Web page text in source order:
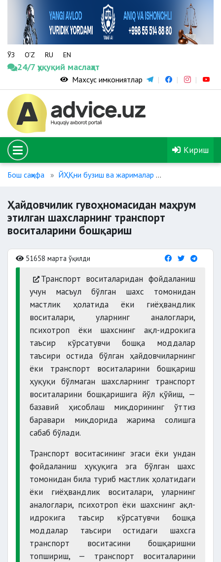
ЎЗ O‘Z RU EN
24/7 ҳуқуқий маслаҳат
Махсус имкониятлар
Кириш
Бош саҳифа ЙҲҚни бузиш ва жарималар
Ҳайдовчилик гувоҳномасидан маҳрум
этилган шахсларнинг транспорт
воситаларини бошқариш
51658 марта ўқилди
Транспорт воситаларидан фойдаланиш
учун масъул бўлган шахс томонидан
мастлик ҳолатида ёки гиёҳвандлик
воситалари, уларнинг аналоглари,
психотроп ёки шахснинг ақл-идрокига
таъсир кўрсатувчи бошқа моддалар
таъсири остида бўлган ҳайдовчиларнинг
ёки транспорт воситаларини бошқариш
ҳуқуқи бўлмаган шахсларнинг транспорт
воситаларини бошқаришига йўл қўйиш, —
базавий ҳисоблаш миқдорининг ўттиз
баравари миқдорида жарима солишга
сабаб бўлади.
Транспорт воситасининг эгаси ёки ундан
фойдаланиш ҳуқуқига эга бўлган шахс
томонидан била туриб мастлик ҳолатидаги
ёки гиёҳвандлик воситалари, уларнинг
аналоглари, психотроп ёки шахснинг ақл-
идрокига таъсир кўрсатувчи бошқа
моддалар таъсири остидаги шахсга
транспорт воситасини бошқаришни
топшириш, — транспорт воситаларини